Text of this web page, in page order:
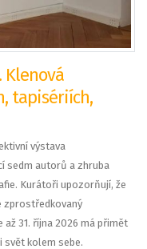
Klenová
tapisériích,
výstava
sedm autorů a zhruba
Kurátoři upozorňují, že
zprostředkovaný
až 31. října 2026 má přimět
svět kolem sebe.